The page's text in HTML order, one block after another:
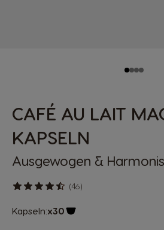
CAFÉ AU LAIT
KAPSELN
Ausgewogen &
(46)
Kapseln:x30